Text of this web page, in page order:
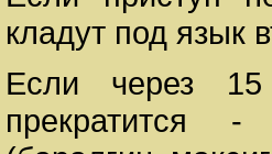
кладут под язык
Если через
прекратится